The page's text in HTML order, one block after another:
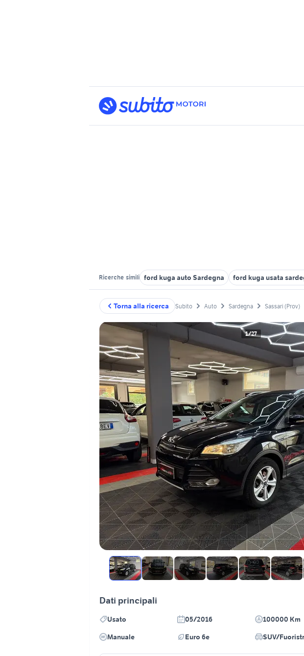
Ricerche simili ford kuga auto Sardegna ford kuga usata
Torna alla ricerca Subito Auto Sardegna Sassari (Prov)
1/27
Dati principali
Usato 05/2016 100000 Km
Manuale
Euro 6e SUV/